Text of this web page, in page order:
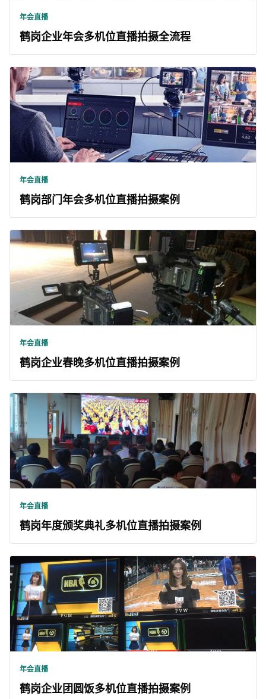
年会直播
鹤岗企业年会多机位直播拍摄全流程
年会直播
鹤岗部门年会多机位直播拍摄案例
年会直播
鹤岗企业春晚多机位直播拍摄案例
年会直播
鹤岗年度颁奖典礼多机位直播拍摄案例
年会直播
鹤岗企业团圆饭多机位直播拍摄案例